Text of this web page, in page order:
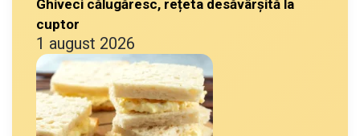
Ghiveci călugăresc, rețeta desăvârșită la
cuptor
1 august 2026